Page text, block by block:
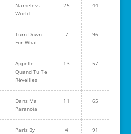
Nameless
World
25 44
Turn Down
For What
7 96
Appelle
Quand Tu Te
Réveilles
13 57
Dans Ma
Paranoïa
11 65
Paris By
4 91